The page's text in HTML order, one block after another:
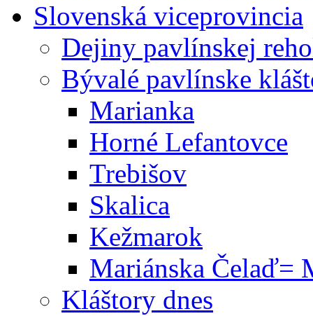
Slovenská viceprovincia
Dejiny pavlínskej
Bývalé pavlínske
Marianka
Horné Lefantovce
Trebišov
Skalica
Kežmarok
Mariánska Čelaď=
Kláštory dnes